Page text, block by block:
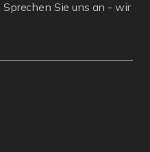
Sie uns an - wir